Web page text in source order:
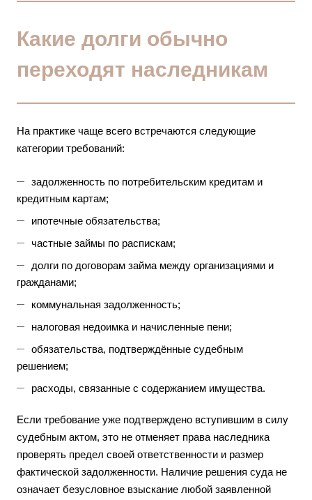
Какие долги обычно
переходят наследникам
На практике чаще всего встречаются следующие
категории требований:
задолженность по потребительским кредитам и
кредитным картам;
ипотечные обязательства;
частные займы по распискам;
долги по договорам займа между организациями и
гражданами;
коммунальная задолженность;
налоговая недоимка и начисленные пени;
обязательства, подтверждённые судебным
решением;
расходы, связанные с содержанием имущества.
Если требование уже подтверждено вступившим в силу
судебным актом, это не отменяет права наследника
проверять предел своей ответственности и размер
фактической задолженности. Наличие решения суда не
означает безусловное взыскание любой заявленной